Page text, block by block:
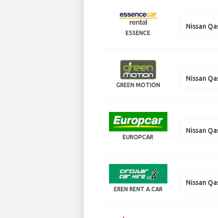
ESSENCE
Nissan
GREEN MOTION
Nissan
EUROPCAR
Nissan
EREN RENT A CAR
Nissan